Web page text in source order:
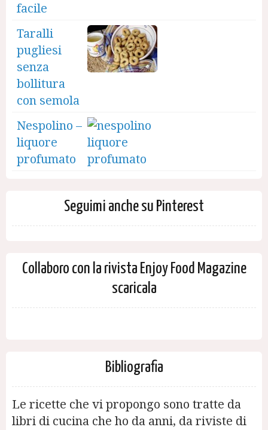
facile
Taralli
pugliesi
senza
bollitura
con semola
Nespolino –
liquore
profumato
Seguimi anche su Pinterest
Collaboro con la rivista Enjoy Food Magazine
scaricala
Bibliografia
Le ricette che vi propongo sono tratte da
libri di cucina che ho da anni, da riviste di